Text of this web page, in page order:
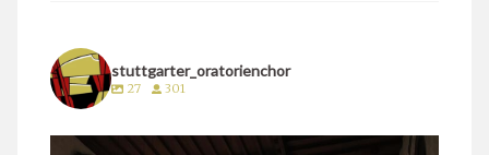
stuttgarter_oratorienchor
27 301